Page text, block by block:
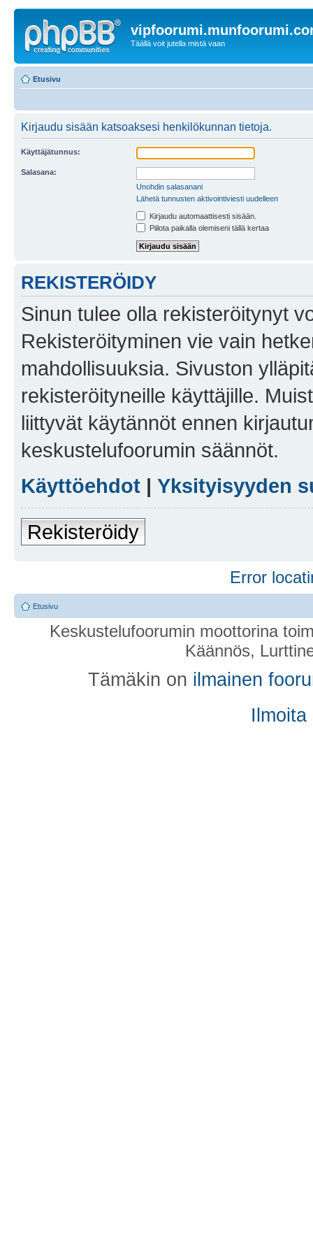
Täällä voit jutella mistä vaan
Etusivu
Kirjaudu sisään katsoaksesi henkilökunnan tietoja.
Käyttäjätunnus:
Salasana:
Unohdin salasanani
Lähetä tunnusten aktivointiviesti uudelleen
Kirjaudu automaattisesti sisään.
Piilota paikalla olemiseni tällä kertaa
REKISTERÖIDY
Sinun tulee olla rekisteröitynyt
Rekisteröityminen vie vain
mahdollisuuksia. Sivuston
rekisteröityneille käyttäjille.
liittyvät käytännöt ennen
keskustelufoorumin säännöt.
Käyttöehdot | Yksityisyyden
Rekisteröidy
Error
Etusivu
Keskustelufoorumin moottorina
Käännös,
Tämäkin on ilmainen